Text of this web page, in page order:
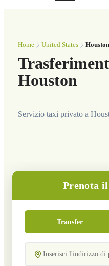
Home United States Houston
Houston
Servizio taxi privato a
Prenota
Transfer